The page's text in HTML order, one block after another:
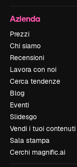
Azienda
Prezzi
Chi siamo
Recensioni
Lavora con noi
Cerca tendenze
Blog
Eventi
Slidesgo
Vendi i tuoi contenuti
Sala stampa
Cerchi magnific.ai